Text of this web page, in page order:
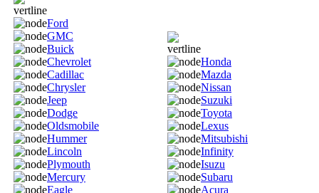
Ford
GMC
Buick
Chevrolet
Cadillac
Chrysler
Jeep
Dodge
Oldsmobile
Hummer
Lincoln
Plymouth
Mercury
Eagle
Honda
Mazda
Nissan
Suzuki
Toyota
Lexus
Mitsubishi
Infinity
Isuzu
Subaru
Acura